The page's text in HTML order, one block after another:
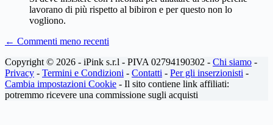
lavorano di più rispetto al bibiron e per questo non lo
vogliono.
Navigazione
commenti
← Commenti meno recenti
Copyright © 2026 - iPink s.r.l - PIVA 02794190302 - Chi siamo -
Privacy - Termini e Condizioni - Contatti - Per gli inserzionisti -
Cambia impostazioni Cookie - Il sito contiene link affiliati:
potremmo ricevere una commissione sugli acquisti